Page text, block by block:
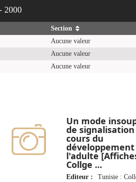
2000
Section
Aucune valeur
Aucune valeur
Aucune valeur
Un mode
de
cours du
l'adulte
Collge ...
Editeur :
Tunisie :